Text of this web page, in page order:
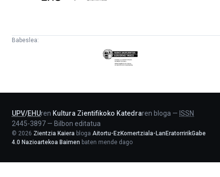
Babeslea:
Eusko
Jaurlaritza
UPV/EHUren Kultura Zientifikoko Katedraren bloga — ISSN
2445-3897 — Bilbon editatua
© 2026 Zientzia Kaiera bloga Aitortu-EzKomertziala-LanEratorririkGabe
4.0 Nazioartekoa Baimen baten mende dago